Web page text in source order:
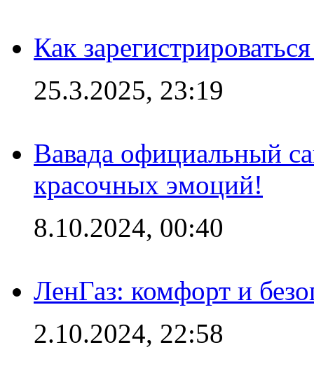
Как
25.3.2025, 23:19
Вавада официальный
красочных эмоций!
8.10.2024, 00:40
ЛенГаз: комфорт и
2.10.2024, 22:58